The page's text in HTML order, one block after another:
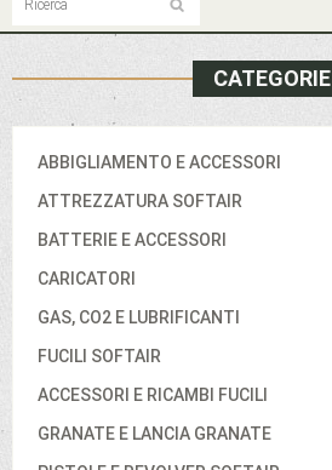
CATEGORIE
ABBIGLIAMENTO E ACCESSORI
ATTREZZATURA SOFTAIR
BATTERIE E ACCESSORI
CARICATORI
GAS, CO2 E LUBRIFICANTI
FUCILI SOFTAIR
ACCESSORI E RICAMBI FUCILI
GRANATE E LANCIA GRANATE